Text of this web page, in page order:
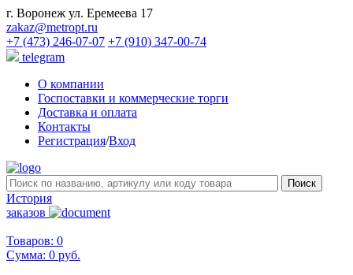
г. Воронеж ул. Еремеева 17
zakaz@metropt.ru
+7 (473) 246-07-07 +7 (910) 347-00-74
telegram
О компании
Госпоставки и коммерческие торги
Доставка и оплата
Контакты
Регистрация/Вход
История
заказов
Товаров: 0
Сумма: 0 руб.